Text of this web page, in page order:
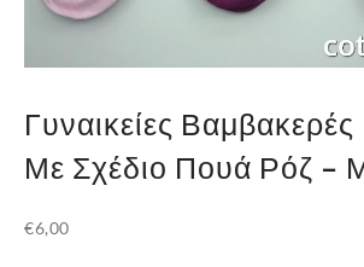
Γυναικείες
Με Σχέδιο Πουά Ρόζ –
€6,00